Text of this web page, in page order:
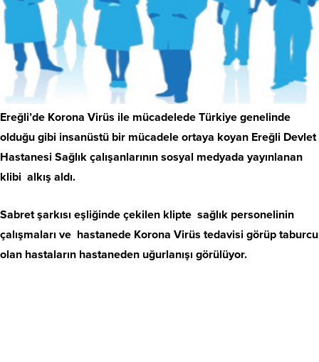
Ereğli’de Korona Virüs ile mücadelede Türkiye genelinde
olduğu gibi insanüstü bir mücadele ortaya koyan Ereğli Devlet
Hastanesi Sağlık çalışanlarının sosyal medyada yayınlanan
klibi alkış aldı.
Sabret şarkısı eşliğinde çekilen klipte sağlık personelinin
çalışmaları ve hastanede Korona Virüs tedavisi görüp taburcu
olan hastaların hastaneden uğurlanışı görülüyor.